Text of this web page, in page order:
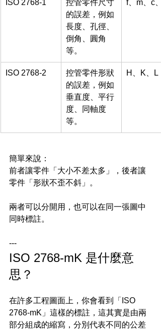
ISO 2768-1
控管零件尺寸
的誤差，例如
長度、孔徑、
倒角、圓角
等。
f、m、c、
ISO 2768-2
控管零件形狀
的誤差，例如
垂直度、平行
度、同軸度
等。
H、K、L
簡單來說：
前者讓零件「大小不差太多」，後者讓
零件「形狀不歪不斜」。
兩者可以分開用，也可以在同一張圖中
同時標註。
---
ISO 2768-mK 是什麼意
思？
在許多工程圖面上，你會看到「ISO
2768-mK」這樣的標註，這其實是由兩
部分組成的縮寫，分別代表不同的公差